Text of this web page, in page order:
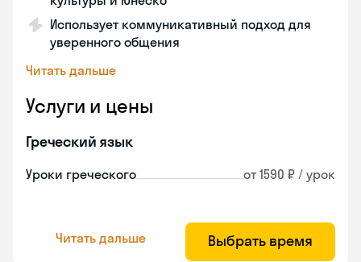
Использует коммуникативный подход для
уверенного общения
Читать дальше
Услуги и цены
Греческий язык
Уроки греческого от 1590 ₽ / урок
Читать дальше Выбрать время